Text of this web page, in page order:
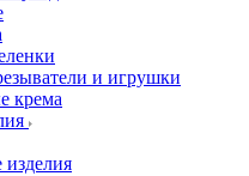
и игрушки
крема
изделия